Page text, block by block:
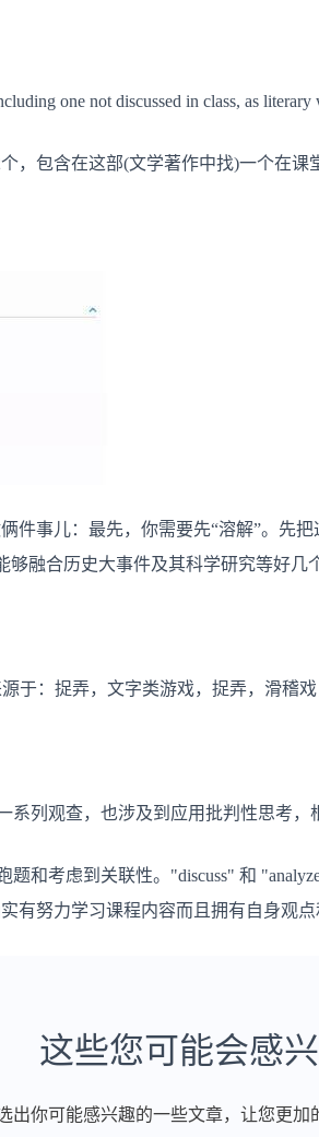
one not discussed in class, as literary
，包含在这部(文学著作中找)一个在课
件事儿：最先，你需要先“溶解”。先
够融合历史大事件及其科学研究等好几
于：捉弄，文字类游戏，捉弄，滑稽
列观查，也涉及到应用批判性思考，
和考虑到关联性。"discuss" 和
有努力学习课程内容而且拥有自身观点
这些您可能会感
出你可能感兴趣的一些文章，让您更加